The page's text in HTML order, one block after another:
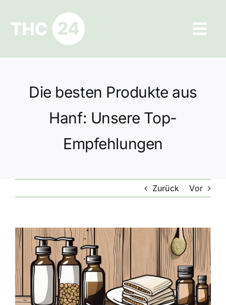
springen
Ratgeber
Hilfe und Kontakt
Datenschutz
Die besten Produkte aus
Hanf: Unsere Top-
Empfehlungen
Zurück Vor
Zeige
grösseres
Bild